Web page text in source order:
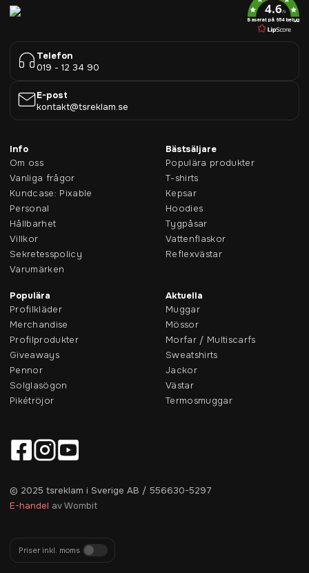
4.6/5
Baserat på 954 betyg
Telefon
019 - 12 34 90
E-post
kontakt@tsreklam.se
Info
Om oss
Vanliga frågor
Kundcase: Pixable
Personal
Hållbarhet
Villkor
Sekretesspolicy
Varumärken
Bästsäljare
Populära produkter
T-shirts
Kepsar
Hoodies
Tygpåsar
Vattenflaskor
Reflexvästar
Populära
Profilkläder
Merchandise
Profilprodukter
Giveaways
Pennor
Solglasögon
Pikétröjor
Aktuella
Muggar
Mössor
Morfar / Multiscarfs
Sweatshirts
Jackor
Västar
Termosmuggar
© 2025 tsreklam i Sverige AB / 556630-5297
E-handel av Wombit
Priser inkl. moms